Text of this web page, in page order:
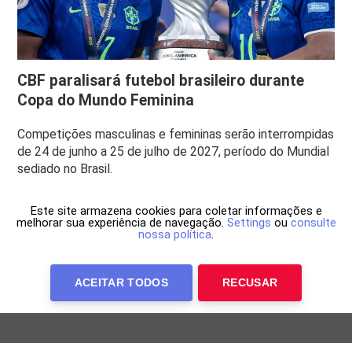
CBF paralisará futebol brasileiro durante
Copa do Mundo Feminina
Competições masculinas e femininas serão interrompidas
de 24 de junho a 25 de julho de 2027, período do Mundial
sediado no Brasil.
Este site armazena cookies para coletar informações e
melhorar sua experiência de navegação. Settings ou consulte
nossa política.
ACEITAR TODOS RECUSAR